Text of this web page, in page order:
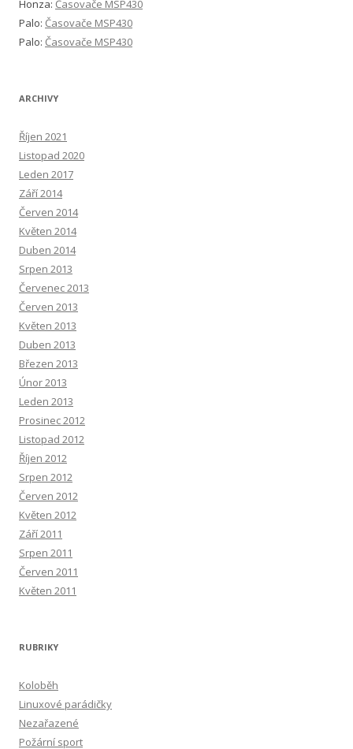
Honza: Časovače MSP430
Palo: Časovače MSP430
Palo: Časovače MSP430
ARCHIVY
Říjen 2021
Listopad 2020
Leden 2017
Září 2014
Červen 2014
Květen 2014
Duben 2014
Srpen 2013
Červenec 2013
Červen 2013
Květen 2013
Duben 2013
Březen 2013
Únor 2013
Leden 2013
Prosinec 2012
Listopad 2012
Říjen 2012
Srpen 2012
Červen 2012
Květen 2012
Září 2011
Srpen 2011
Červen 2011
Květen 2011
RUBRIKY
Koloběh
Linuxové parádičky
Nezařazené
Požární sport